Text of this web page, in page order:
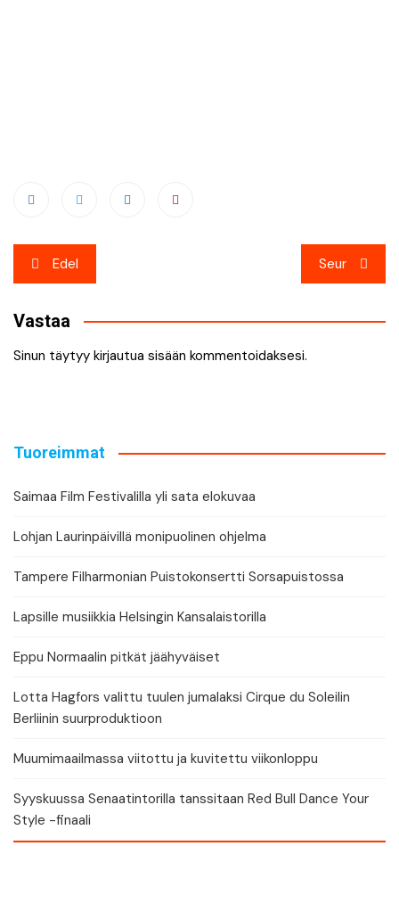
Artikkelien
selaus
Edel Seur
Vastaa
Sinun täytyy kirjautua sisään kommentoidaksesi.
Tuoreimmat
Saimaa Film Festivalilla yli sata elokuvaa
Lohjan Laurinpäivillä monipuolinen ohjelma
Tampere Filharmonian Puistokonsertti Sorsapuistossa
Lapsille musiikkia Helsingin Kansalaistorilla
Eppu Normaalin pitkät jäähyväiset
Lotta Hagfors valittu tuulen jumalaksi Cirque du Soleilin
Berliinin suurproduktioon
Muumimaailmassa viitottu ja kuvitettu viikonloppu
Syyskuussa Senaatintorilla tanssitaan Red Bull Dance Your
Style -finaali